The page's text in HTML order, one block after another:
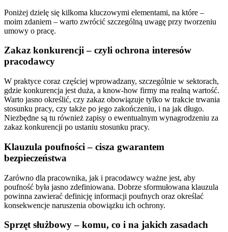
Poniżej dzielę się kilkoma kluczowymi elementami, na które –
moim zdaniem – warto zwrócić szczególną uwagę przy tworzeniu
umowy o pracę.
Zakaz konkurencji – czyli ochrona interesów
pracodawcy
W praktyce coraz częściej wprowadzany, szczególnie w sektorach,
gdzie konkurencja jest duża, a know-how firmy ma realną wartość.
Warto jasno określić, czy zakaz obowiązuje tylko w trakcie trwania
stosunku pracy, czy także po jego zakończeniu, i na jak długo.
Niezbędne są tu również zapisy o ewentualnym wynagrodzeniu za
zakaz konkurencji po ustaniu stosunku pracy.
Klauzula poufności – cisza gwarantem
bezpieczeństwa
Zarówno dla pracownika, jak i pracodawcy ważne jest, aby
poufność była jasno zdefiniowana. Dobrze sformułowana klauzula
powinna zawierać definicję informacji poufnych oraz określać
konsekwencje naruszenia obowiązku ich ochrony.
Sprzęt służbowy – komu, co i na jakich zasadach